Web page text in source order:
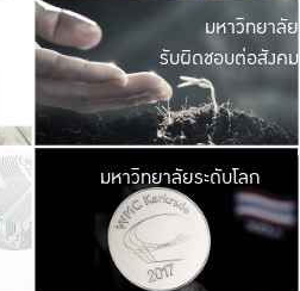
มหาวิ
ค
เปิดประ
และพบเรื่องราวใ
มหาวิทยาลัย
รับผิดชอบต่อสังคม
มหาวิ
เปลี่ยนแปลง แล
เพื่อทำง
ระบบสารสนเทศ
มหาวิทยาลัยระดับโลก